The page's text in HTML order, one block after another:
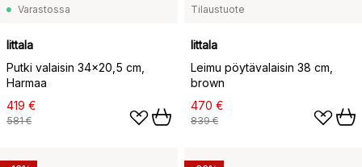
Varastossa
Iittala
Putki valaisin 34x20,5 cm,
Harmaa
419 €
581 €
Tilaustuote
Iittala
Leimu pöytävalaisin 38 cm,
brown
470 €
839 €